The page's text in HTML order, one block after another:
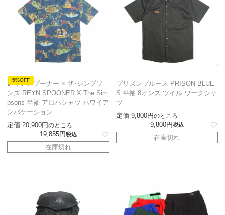
5%OFF
レインスプーナー × ザ・シンプソ
ンズ REYN SPOONER X The Sim
psons 半袖 アロハシャツ ハワイア
ンバケーション
定価 20,900 のところ
19,855 税込
在庫切れ
プリズンブルース PRISON BLUE
S 半袖 8オンス ツイル ワークシャ
ツ
定価 9,800 のところ
9,800 税込
在庫切れ